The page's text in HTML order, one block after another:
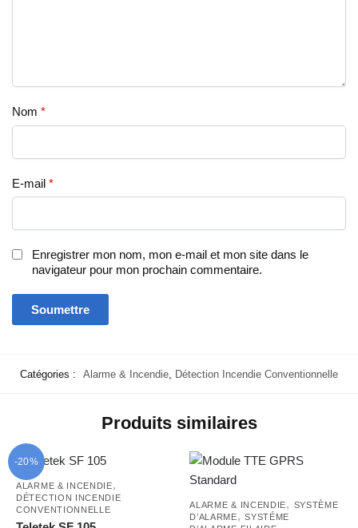
Nom *
E-mail *
Enregistrer mon nom, mon e-mail et mon site dans le
navigateur pour mon prochain commentaire.
Catégories : Alarme & Incendie Détection Incendie Conventionnelle
Produits similaires
-20%
ALARME & INCENDIE,
DÉTECTION INCENDIE
CONVENTIONNELLE
ALARME & INCENDIE, SYSTÈME
D’ALARME,SYSTÉME